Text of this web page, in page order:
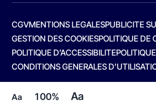
Aa 100% Aa
CGVMENTIONS LEGALESPUBLICITE
GESTION DES COOKIESPOLITIQUE DE
POLITIQUE D’ACCESSIBILITE
CONDITIONS GENERALES